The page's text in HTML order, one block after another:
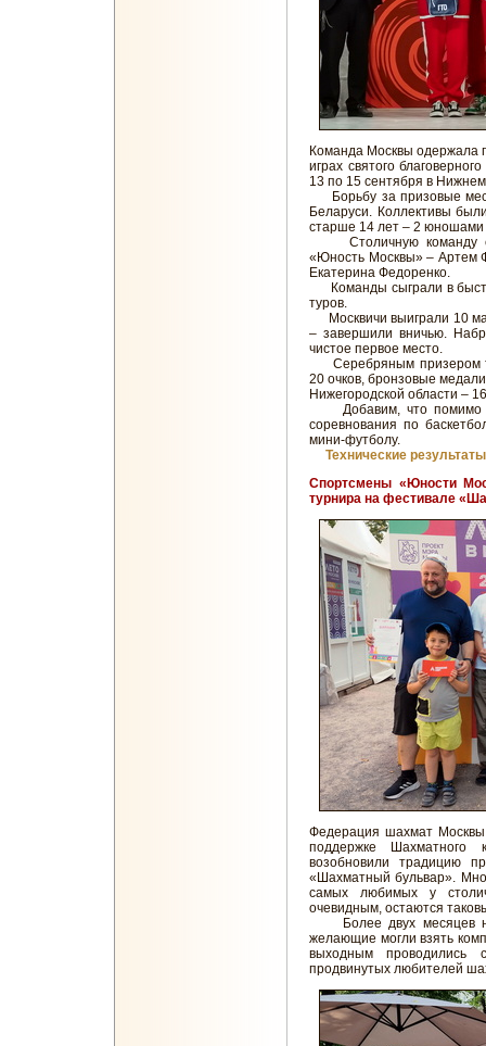
Команда Москвы одержала
играх святого
13 по 15 сентября в
Борьбу за призовые
Беларуси. Коллективы
старше 14 лет – 2 юношами
Столичную команду
«Юность Москвы» – Артем
Екатерина Федоренко.
Команды сыграли в
туров.
Москвичи выиграли 10
– завершили вничью.
чистое первое место.
Серебряным призером
20 очков, бронзовые
Нижегородской области –
Добавим, что помимо
соревнования по
мини-футболу.
Технические результаты
Спортсмены «Юности
турнира на фестивале
Федерация шахмат
поддержке
возобновили традицию
«Шахматный бульвар».
самых любимых у
очевидным, остаются
Более двух месяцев на
желающие могли взять
выходным проводились
продвинутых любителей